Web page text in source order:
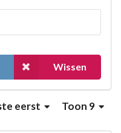
Wissen
Toon 9
eerst